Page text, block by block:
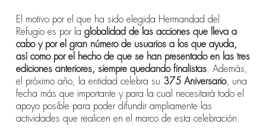
El motivo por el que ha sido elegida Hermandad del
Refugio es por la globalidad de las acciones que lleva a
cabo y por el gran número de usuarios a los que ayuda,
así como por el hecho de que se han presentado en las tres
ediciones anteriores, siempre quedando finalistas. Además,
el próximo año, la entidad celebra su 375 Aniversario, una
fecha más que importante y para la cual necesitará todo el
apoyo posible para poder difundir ampliamente las
actividades que realicen en el marco de esta celebración.